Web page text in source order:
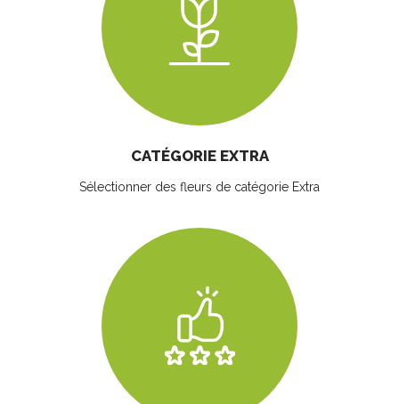
CATÉGORIE EXTRA
Sélectionner des fleurs de catégorie Extra